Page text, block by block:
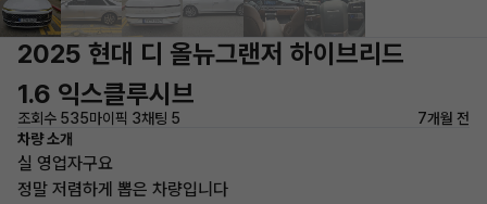
2025 현대 디 올뉴그랜저 하이브리드
1.6 익스클루시브
조회수 535마이픽 3채팅 5
7개월 전
차량 소개
실 영업자구요
정말 저렴하게 뽑은 차량입니다